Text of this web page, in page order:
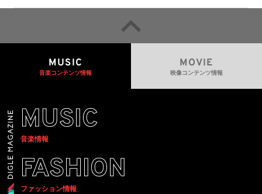
ブ配信
MUSIC
音楽コンテンツ情報
MOVIE
映像コンテンツ情報
MUSIC
音楽情報
FASHION
ファッション情報